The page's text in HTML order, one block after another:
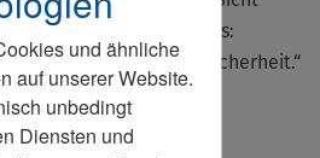
und ähnliche
auf unserer Website.
unbedingt
Diensten und
besonders heraus:
und Planungssicherheit.“